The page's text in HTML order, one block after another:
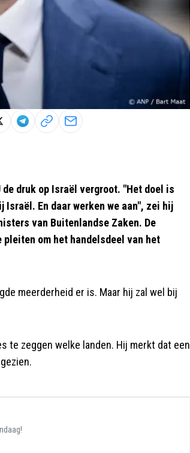
de druk op Israël vergroot. "Het doel is
En daar werken we aan", zei hij
van Buitenlandse Zaken. De
pleiten om het handelsdeel van het
meerderheid er is. Maar hij zal wel bij
te zeggen welke landen. Hij merkt dat een